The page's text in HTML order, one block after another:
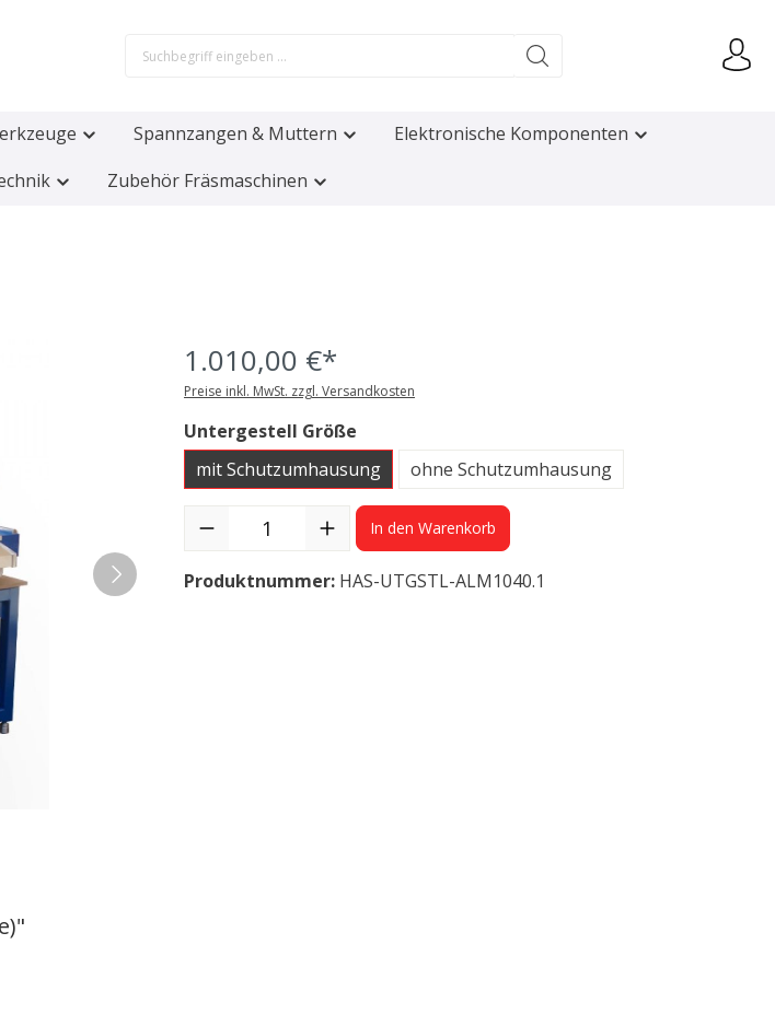
Spannzangen & Muttern
Elektronische Komponenten
Zubehör Fräsmaschinen
1.010,00 €*
Preise inkl. MwSt. zzgl. Versandkosten
Untergestell Größe
mit Schutzumhausung
ohne Schutzumhausung
In den Warenkorb
Produktnummer: HAS-UTGSTL-ALM1040.1